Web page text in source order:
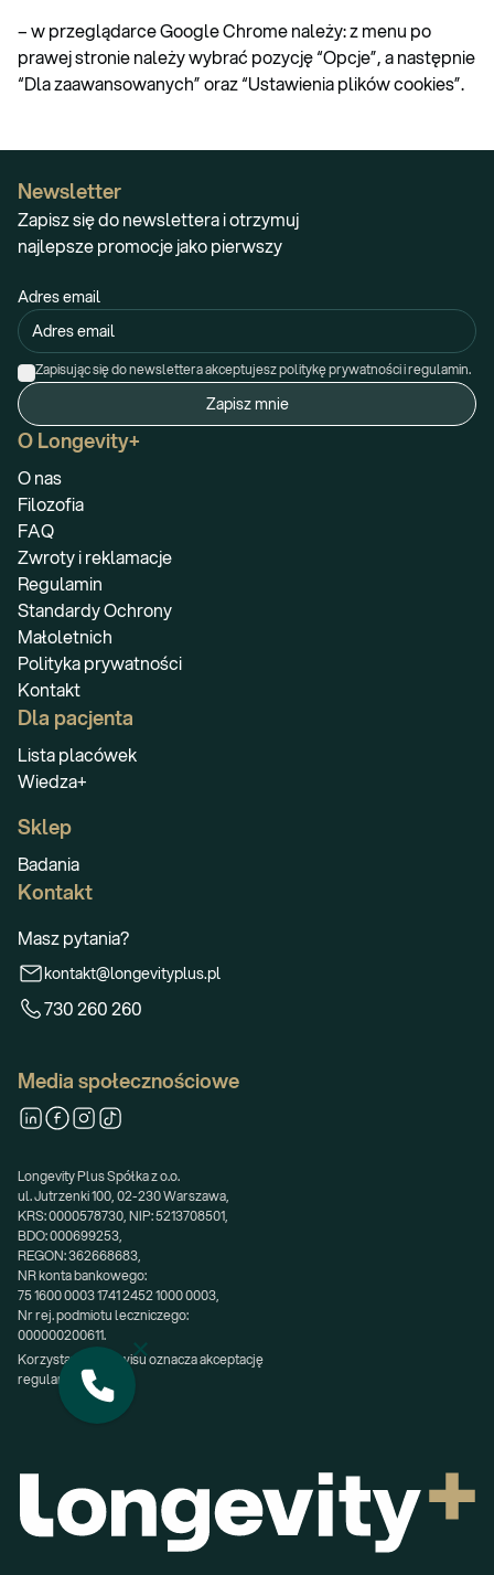
– w przeglądarce Google Chrome należy: z menu po
prawej stronie należy wybrać pozycję “Opcje”, a następnie
“Dla zaawansowanych” oraz “Ustawienia plików cookies”.
O Longevity+
O nas
Filozofia
FAQ
Zwroty i reklamacje
Regulamin
Standardy Ochrony
Małoletnich
Polityka prywatności
Kontakt
Dla pacjenta
Lista placówek
Wiedza+
Sklep
Badania
Kontakt
Masz pytania?
kontakt@longevityplus.pl
730 260 260
Media społecznościowe
Longevity Plus Spółka z o.o.
ul. Jutrzenki 100, 02-230 Warszawa,
KRS: 0000578730, NIP: 5213708501,
BDO: 000699253,
REGON: 362668683,
NR konta bankowego:
75 1600 0003 1741 2452 1000 0003,
Nr rej. podmiotu leczniczego:
000000200611.
Korzystanie z serwisu oznacza akceptację
regulaminu.
Newsletter
Zapisz się do newslettera i otrzymuj
najlepsze promocje jako pierwszy
Adres email
Zapisując się do newslettera akceptujesz politykę prywatności i regulamin.
Zapisz mnie